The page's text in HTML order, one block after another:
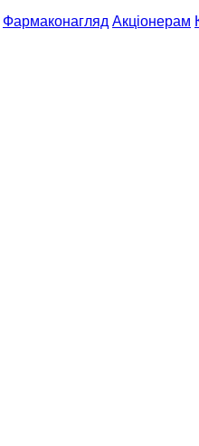
Фармаконагляд Акціонерам